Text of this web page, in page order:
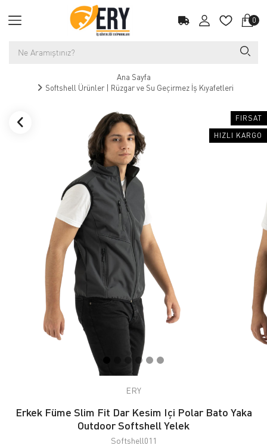
0
Ana Sayfa
Softshell Ürünler | Rüzgar ve Su Geçirmez İş Kıyafetleri
FIRSAT
HIZLI KARGO
ERY
Erkek Füme Slim Fit Dar Kesim Içi Polar Bato Yaka
Outdoor Softshell Yelek
Softshell011